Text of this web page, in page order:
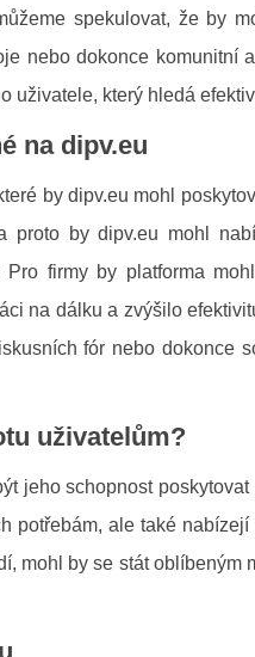
spekulovat, že by
nebo dokonce
uživatele, který hledá
na dipv.eu
by dipv.eu mohl
proto by dipv.eu mohl
Pro firmy by platforma
na dálku a zvýšilo
fór nebo dokonce
uživatelům?
jeho schopnost
potřebám, ale také
mohl by se stát